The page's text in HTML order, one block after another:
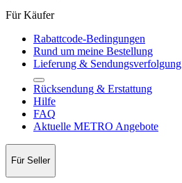
Für Käufer
Rabattcode-Bedingungen
Rund um meine Bestellung
Lieferung & Sendungsverfolgung
Rücksendung & Erstattung
Hilfe
FAQ
Aktuelle METRO Angebote
Für Seller